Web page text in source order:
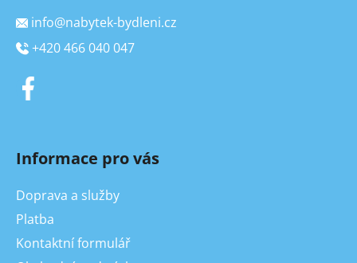
info@nabytek-bydleni.cz
+420 466 040 047
Informace pro vás
Doprava a služby
Platba
Kontaktní formulář